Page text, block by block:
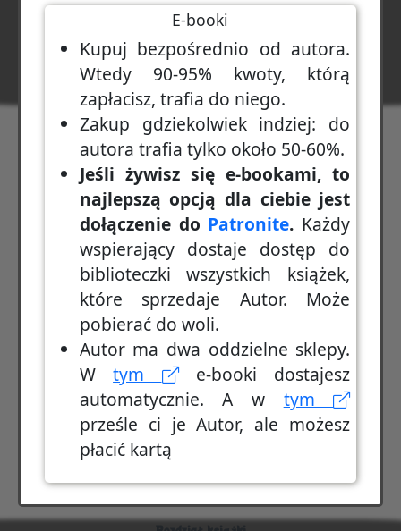
E-booki
Kupuj bezpośrednio od autora.
Wtedy 90-95% kwoty, którą
zapłacisz, trafia do niego.
Zakup gdziekolwiek indziej: do
autora trafia tylko około 50-60%.
Jeśli żywisz się e-bookami, to
najlepszą opcją dla ciebie jest
dołączenie do Patronite. Każdy
wspierający dostaje dostęp do
biblioteczki wszystkich książek,
które sprzedaje Autor. Może
pobierać do woli.
Autor ma dwa oddzielne sklepy.
Wtym
e-booki dostajesz
automatycznie. A w tym
prześle ci je Autor, ale możesz
płacić kartą